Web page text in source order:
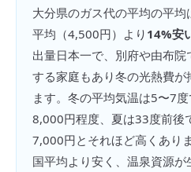
大分県のガス代の平均の平均
平均（4,500円）より 14%安
出量日本一で、別府や由布
する家庭もあり冬の光熱費が
ます。冬の平均気温は5〜7
8,000円程度、夏は33度前後
7,000円とそれほど高くあり
国平均より安く、温泉資源